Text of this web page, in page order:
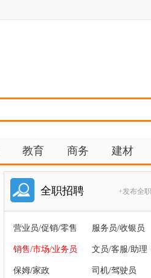
教育 商务 建材
全职招聘 +发布全
营业员/促销/零售 服务员/收银员
销售/市场/业务员 文员/客服/助理
保姆/家政 司机/驾驶员